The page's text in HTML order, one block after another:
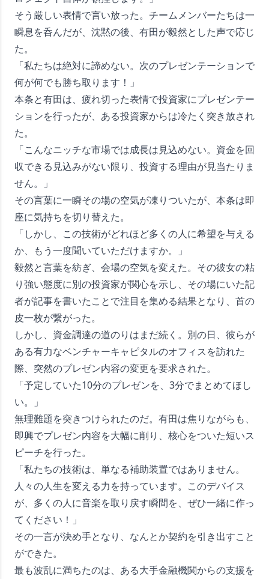
そう厳しい表情で言い放った。チームメンバーたちは一
瞬息を呑んだが、沈黙の後、有田が毅然とした声で応じ
た。
「私たちは絶対に諦めない。次のプレゼンテーションで
何が何でも勝ち取ります！」
本条と有田は、疲れ切った表情で投資家にプレゼンテー
ションを行ったが、ある投資家からは冷たく突き放され
た。
「こんなニッチな市場では成長は見込めない。資金を回
収できる見込みがない限り、投資する理由が見当たりま
せん。」
その言葉に一瞬その場の空気が凍りついたが、本条は即
座に気持ちを切り替えた。
「しかし、この技術がどれほど多くの人に希望を与える
か、もう一度聞いていただけますか。」
毅然と言葉を紡ぎ、会場の空気を変えた。その彼女の粘
り強い態度に別の投資家が関心を示し、その場にいた記
者が記事を書いたことで注目を集める結果となり、首の
皮一枚が繋がった。
しかし、資金調達の道のりはまだ続く。別の日、彼らが
ある有力なベンチャーキャピタルのオフィスを訪れた
際、突然のプレゼン内容の変更を要求された。
「予定していた10分のプレゼンを、3分でまとめてほし
い。」
無理難題を突きつけられたのだ。有田は焦りながらも、
即興でプレゼン内容を大幅に削り、核心をついた短いス
ピーチを行った。
「私たちの技術は、単なる補助装置ではありません。
人々の人生を変える力を持っています。このデバイス
が、多くの人に音楽を取り戻す瞬間を、ぜひ一緒に作っ
てください！」
その一言が決め手となり、なんとか契約を引き出すこと
ができた。
最も波乱に満ちたのは、ある大手金融機関からの支援を